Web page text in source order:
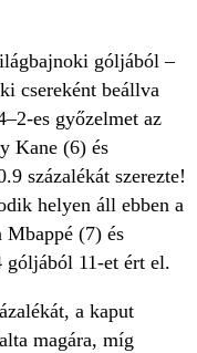
góljából –
csereként beállva
es győzelmet az
Kane (6) és
százalékát szerezte!
helyen áll ebben a
(7) és
góljából 11-et ért el.
a kaput
magára, míg